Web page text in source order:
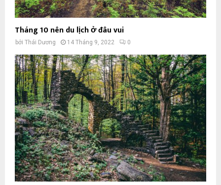
Tháng 10 nên du lịch ở đâu vui
bởi Thái Dương 14 Tháng 9, 2022 0